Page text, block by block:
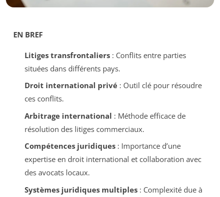
EN BREF
Litiges transfrontaliers: Conflits entre parties
situées dans différents pays.
Droit international privé: Outil clé pour résoudre
ces conflits.
Arbitrage international : Méthode efficace de
résolution des litiges commerciaux.
Compétences juridiques: Importance d’une
expertise en droit international et collaboration avec
des avocats locaux.
Systèmes juridiques multiples: Complexité due à